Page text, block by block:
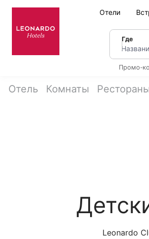
Отели
Где
Промо-
Отель Комнаты
Leonardo